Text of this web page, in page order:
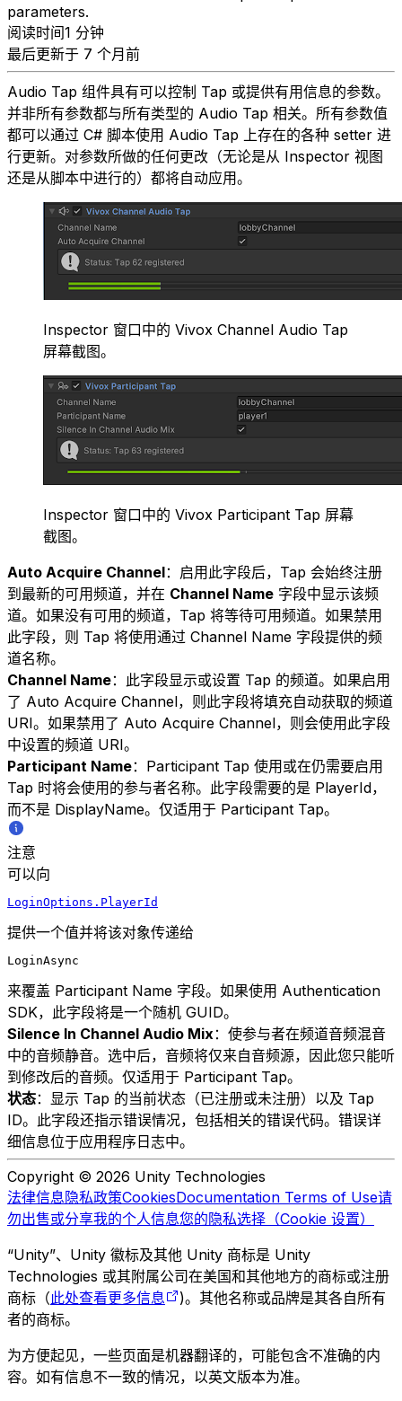
parameters.
阅读时间1 分钟
最后更新于 7 个月前
Audio Tap 组件具有可以控制 Tap 或提供有用信息的参数。
并非所有参数都与所有类型的 Audio Tap 相关。所有参数值
都可以通过 C# 脚本使用 Audio Tap 上存在的各种 setter 进
行更新。对参数所做的任何更改（无论是从 Inspector 视图
还是从脚本中进行的）都将自动应用。
Inspector 窗口中的 Vivox Channel Audio Tap
屏幕截图。
Inspector 窗口中的 Vivox Participant Tap 屏幕
截图。
Auto Acquire Channel：启用此字段后，Tap 会始终注册
到最新的可用频道，并在 Channel Name 字段中显示该频
道。如果没有可用的频道，Tap 将等待可用频道。如果禁用
此字段，则 Tap 将使用通过 Channel Name 字段提供的频
道名称。
Channel Name：此字段显示或设置 Tap 的频道。如果启用
了 Auto Acquire Channel，则此字段将填充自动获取的频道
URI。如果禁用了 Auto Acquire Channel，则会使用此字段
中设置的频道 URI。
Participant Name：Participant Tap 使用或在仍需要启用
Tap 时将会使用的参与者名称。此字段需要的是 PlayerId，
而不是 DisplayName。仅适用于 Participant Tap。
注意
可以向
LoginOptions.PlayerId
提供一个值并将该对象传递给
LoginAsync
来覆盖 Participant Name 字段。如果使用 Authentication
SDK，此字段将是一个随机 GUID。
Silence In Channel Audio Mix：使参与者在频道音频混音
中的音频静音。选中后，音频将仅来自音频源，因此您只能听
到修改后的音频。仅适用于 Participant Tap。
状态：显示 Tap 的当前状态（已注册或未注册）以及 Tap
ID。此字段还指示错误情况，包括相关的错误代码。错误详
细信息位于应用程序日志中。
Copyright © 2026 Unity Technologies
法律信息隐私政策CookiesDocumentation Terms of Use请
勿出售或分享我的个人信息您的隐私选择（Cookie 设置）
“Unity”、Unity 徽标及其他 Unity 商标是 Unity
Technologies 或其附属公司在美国和其他地方的商标或注册
商标（此处查看更多信息
)。其他名称或品牌是其各自所有
者的商标。
为方便起见，一些页面是机器翻译的，可能包含不准确的内
容。如有信息不一致的情况，以英文版本为准。